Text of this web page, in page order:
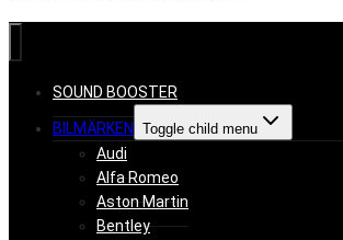
SOUND BOOSTER
BILMÄRKEN Toggle child menu
Audi
Alfa Romeo
Aston Martin
Bentley